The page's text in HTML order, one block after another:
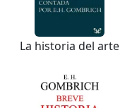
La historia del arte